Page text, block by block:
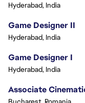
Hyderabad, India
Game Designer II
Hyderabad, India
Game Designer I
Hyderabad, India
Associate